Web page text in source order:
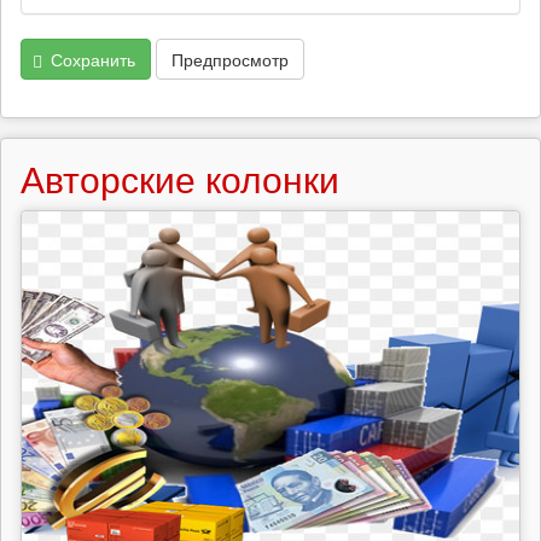
Сохранить Предпросмотр
Авторские колонки